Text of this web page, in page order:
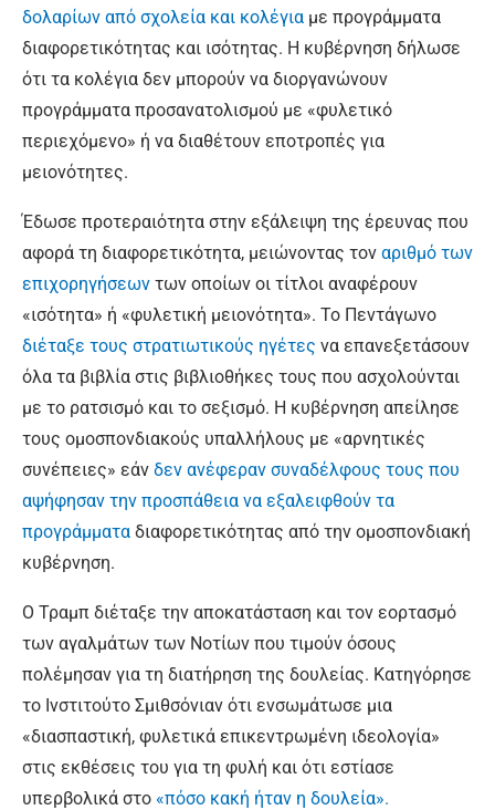
δολαρίων από σχολεία και κολέγια με προγράμματα
διαφορετικότητας και ισότητας. Η κυβέρνηση δήλωσε
ότι τα κολέγια δεν μπορούν να διοργανώνουν
προγράμματα προσανατολισμού με «φυλετικό
περιεχόμενο» ή να διαθέτουν εποτροπές για
μειονότητες.
Έδωσε προτεραιότητα στην εξάλειψη της έρευνας που
αφορά τη διαφορετικότητα, μειώνοντας τον αριθμό των
επιχορηγήσεων των οποίων οι τίτλοι αναφέρουν
«ισότητα» ή «φυλετική μειονότητα». Το Πεντάγωνο
διέταξε τους στρατιωτικούς ηγέτες να επανεξετάσουν
όλα τα βιβλία στις βιβλιοθήκες τους που ασχολούνται
με το ρατσισμό και το σεξισμό. Η κυβέρνηση απείλησε
τους ομοσπονδιακούς υπαλλήλους με «αρνητικές
συνέπειες» εάν δεν ανέφεραν συναδέλφους τους που
αψήφησαν την προσπάθεια να εξαλειφθούν τα
προγράμματα διαφορετικότητας από την ομοσπονδιακή
κυβέρνηση.
Ο Τραμπ διέταξε την αποκατάσταση και τον εορτασμό
των αγαλμάτων των Νοτίων που τιμούν όσους
πολέμησαν για τη διατήρηση της δουλείας. Κατηγόρησε
το Ινστιτούτο Σμιθσόνιαν ότι ενσωμάτωσε μια
«διασπαστική, φυλετικά επικεντρωμένη ιδεολογία»
στις εκθέσεις του για τη φυλή και ότι εστίασε
υπερβολικά στο «πόσο κακή ήταν η δουλεία».